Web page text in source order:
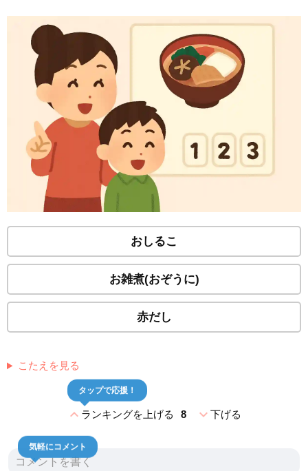
おしるこ
お雑煮(おぞうに)
赤だし
こたえを見る
expand_lessランキングを上げる 8
タップで応援！
expand_more下げる
気軽にコメント